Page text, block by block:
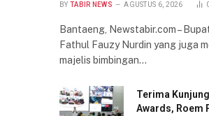
BY TABIR NEWS AGUSTUS 6, 2026
Bantaeng, Newstabir.com –
Fathul Fauzy Nurdin yang juga
majelis bimbingan…
Terima
Awards, Roem